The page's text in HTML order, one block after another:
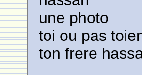
une photo
toi ou pas
ton frere